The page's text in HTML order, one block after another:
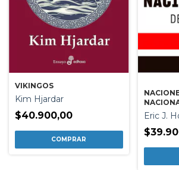
VIKINGOS
Kim Hjardar
$40.900,00
1780
Eric J.